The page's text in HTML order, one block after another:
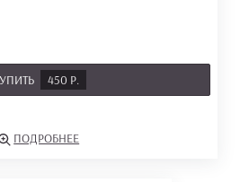
450 Р.
ПОДРОБНЕЕ